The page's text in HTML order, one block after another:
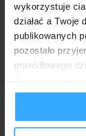
wykorzystuje
działać a Twoje
publikowanych
pozostało
prawidłowego
analizować
korzystasz z
21
Anonimowy
Co to za
Czy to nie
Odpowiedz